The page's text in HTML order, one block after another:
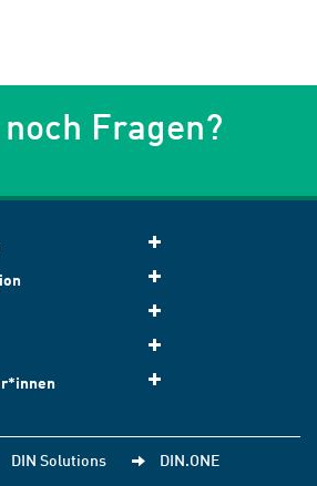
Fragen?
DIN Solutions DIN.ONE